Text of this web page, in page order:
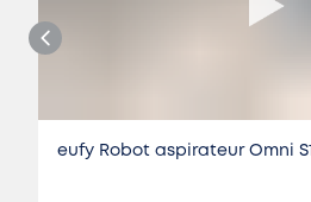
eufy Robot aspirateur Omni